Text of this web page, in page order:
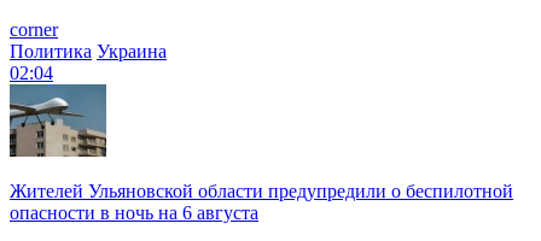
corner
Политика Украина
02:04
Жителей Ульяновской области предупредили о беспилотной
опасности в ночь на 6 августа